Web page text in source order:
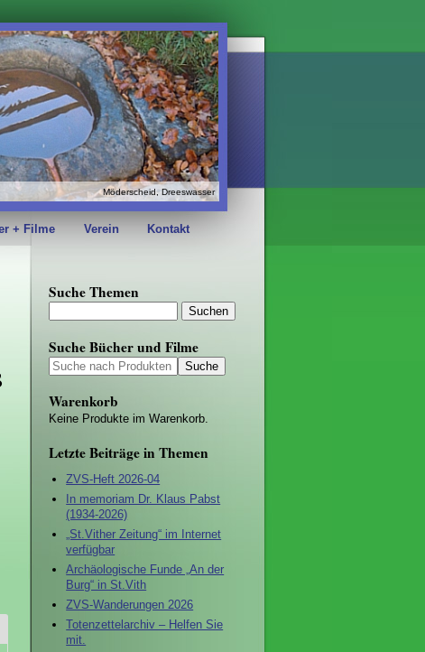
Möderscheid, Dreeswasser
+ Filme Verein Kontakt
Suche Themen
Suche Bücher und Filme
Warenkorb
Keine Produkte im Warenkorb.
Letzte Beiträge in Themen
ZVS-Heft 2026-04
In memoriam Dr. Klaus Pabst
(1934-2026)
„St.Vither Zeitung“ im Internet
verfügbar
Archäologische Funde „An der
Burg“ in St.Vith
ZVS-Wanderungen 2026
Totenzettelarchiv – Helfen Sie
mit.